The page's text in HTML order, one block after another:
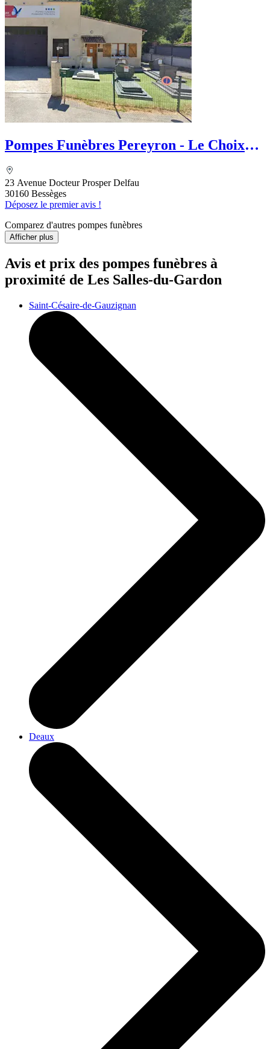
Pompes Funèbres Pereyron - Le Choix
23 Avenue Docteur Prosper Delfau
30160 Bessèges
Déposez le premier avis !
Comparez d'autres pompes funèbres
Afficher plus
Avis et prix des pompes funèbres à
proximité de Les Salles-du-Gardon
Saint-Césaire-de-Gauzignan
Deaux